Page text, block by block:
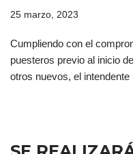
25 marzo, 2023
Cumpliendo con el
puesteros previo al inicio
otros nuevos, el intendente